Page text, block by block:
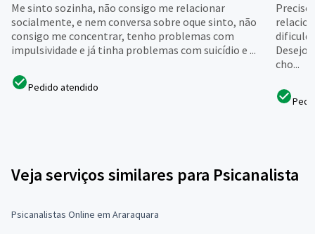
Me sinto sozinha, não consigo me relacionar
socialmente, e nem conversa sobre oque sinto, não
consigo me concentrar, tenho problemas com
impulsividade e já tinha problemas com suicídio e ...
Pedido atendido
Preciso
Desejo
cho...
Veja serviços similares para Psicanalista
Psicanalistas Online em Araraquara